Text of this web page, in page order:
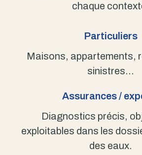
chaque
Particuliers
Maisons, appartements,
sinistres…
Assurances /
Diagnostics précis,
exploitables dans les
des eaux.